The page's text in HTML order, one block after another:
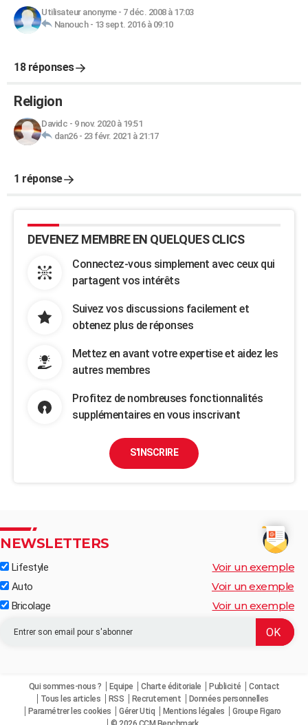
Utilisateur anonyme- 7 déc. 2008 à 17:03
Nanouch- 13 sept. 2016 à 09:10
18 réponses
Religion
Davidc - 9 nov. 2020 à 19:51
dan26- 23 févr. 2021 à 21:17
1 réponse
DEVENEZ MEMBRE EN QUELQUES CLICS
Connectez-vous simplement avec ceux qui
partagent vos intérêts
Suivez vos discussions facilement et
obtenez plus de réponses
Mettez en avant votre expertise et aidez les
autres membres
Profitez de nombreuses fonctionnalités
supplémentaires en vous inscrivant
S'INSCRIRE
NEWSLETTERS
Lifestyle Voir un exemple
Auto Voir un exemple
Bricolage Voir un exemple
Qui sommes-nous ? Equipe Charte éditoriale Publicité
Contact
Tous les articles
RSS Recrutement
Données personnelles
Paramétrer les cookies
Gérer Utiq Mentions légales
Groupe Figaro